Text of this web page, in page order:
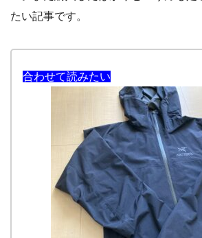
たい記事です。
合わせて読みたい